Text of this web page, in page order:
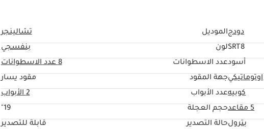
دودجالموديل
تشالينجر
SRT8لون
بنفسجي
أسودعدد الاسطوانات 8عدد الاسطوانات
اوتوماتيكيجهة المقود
مقود يسار
كوبيهعدد الأبواب
2 الأبواب
5 مقاعد حجم العجلة
19"
بترولحالة التصدير
قابلة للتصدير